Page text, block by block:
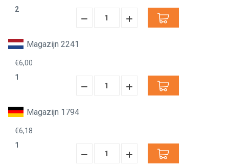
2
Hoeveelheid
Hoeveelheid
Magazijn 2241
€6,00
1
Hoeveelheid
Hoeveelheid
Magazijn 1794
€6,18
1
Hoeveelheid
Hoeveelheid